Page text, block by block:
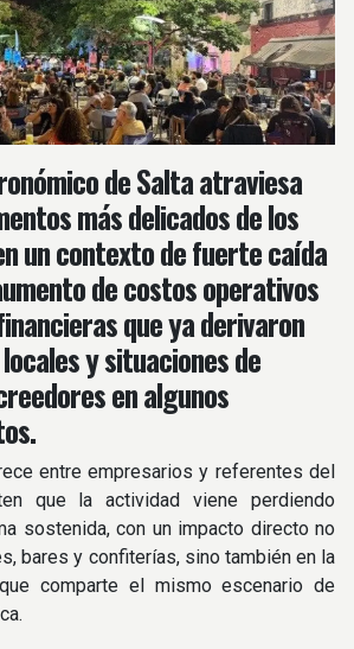
de Salta atraviesa
más delicados de los
un contexto de fuerte caída
de costos operativos
que ya derivaron
y situaciones de
en algunos
entre empresarios y referentes del
que la actividad viene perdiendo
sostenida, con un impacto directo no
bares y confiterías, sino también en la
comparte el mismo escenario de